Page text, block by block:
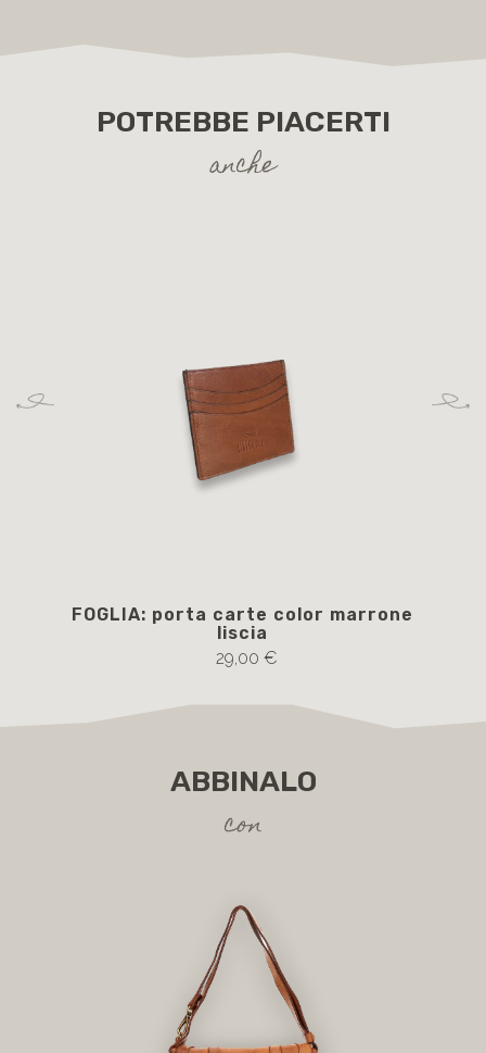
POTREBBE PIACERTI
anche
FOGLIA: porta carte color marrone
liscia
29,00 €
ABBINALO
con